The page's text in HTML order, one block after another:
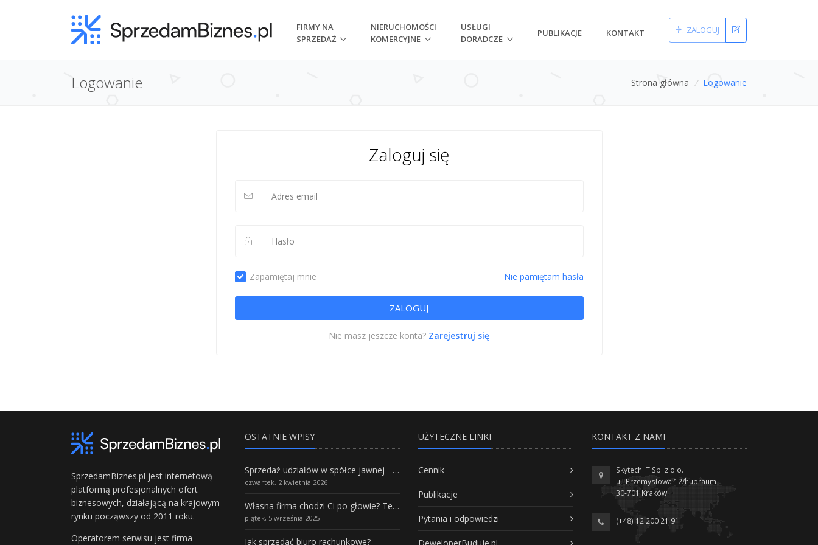
FIRMY NA
SPRZEDAŻ
NIERUCHOMOŚCI
KOMERCYJNE
USŁUGI
DORADCZE
PUBLIKACJE KONTAKT ZALOGUJ
Logowanie Strona główna / Logowanie
Zaloguj się
Zapamiętaj mnie Nie pamiętam hasła
Nie masz jeszcze konta? Zarejestruj się
SprzedamBiznes.pl jest internetową
platformą profesjonalnych ofert
biznesowych, działającą na krajowym
rynku począwszy od 2011 roku.
Operatorem serwisu jest firma
OSTATNIE WPISY
Sprzedaż udziałów w spółce jawnej - Wszystko, co trzeba wiedzieć.
czwartek, 2 kwietnia 2026
Własna firma chodzi Ci po głowie? Te branże mają największy potencjał rozwoju
piątek, 5 września 2025
Jak sprzedać biuro rachunkowe?
UŻYTECZNE LINKI
Cennik
Publikacje
Pytania i odpowiedzi
KONTAKT Z NAMI
Skytech IT Sp. z o.o.
ul. Przemysłowa 12/hubraum
30-701 Kraków
(+48) 12 200 21 91